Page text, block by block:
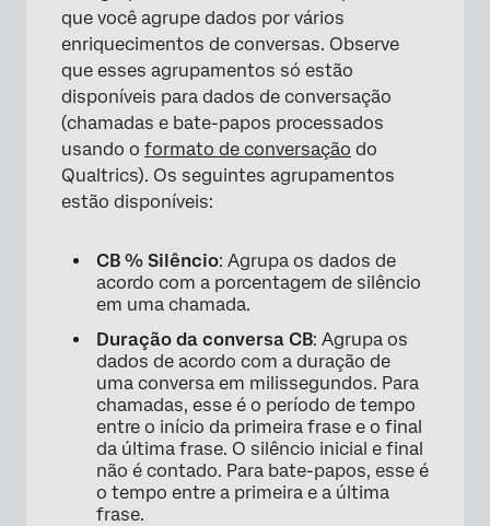
que você agrupe dados por vários
enriquecimentos de conversas. Observe
que esses agrupamentos só estão
disponíveis para dados de conversação
(chamadas e bate-papos processados
usando o formato de conversação do
Qualtrics). Os seguintes agrupamentos
estão disponíveis:
CB % Silêncio: Agrupa os dados de
acordo com a porcentagem de silêncio
em uma chamada.
Duração da conversa CB: Agrupa os
dados de acordo com a duração de
uma conversa em milissegundos. Para
chamadas, esse é o período de tempo
entre o início da primeira frase e o final
da última frase. O silêncio inicial e final
não é contado. Para bate-papos, esse é
o tempo entre a primeira e a última
frase.